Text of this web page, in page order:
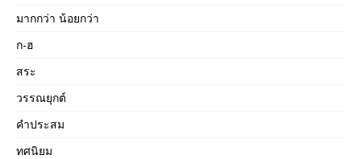
มากกว่า น้อยกว่า
ก-ฮ
สระ
วรรณยุกต์
คำประสม
ทศนิยม